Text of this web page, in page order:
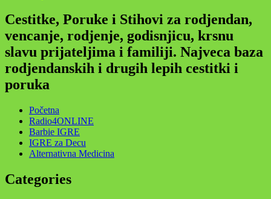
Cestitke, Poruke i Stihovi za rodjendan,
vencanje, rodjenje, godisnjicu, krsnu
slavu prijateljima i familiji. Najveca baza
rodjendanskih i drugih lepih cestitki i
poruka
Početna
Radio4ONLINE
Barbie IGRE
IGRE za Decu
Alternativna Medicina
Categories